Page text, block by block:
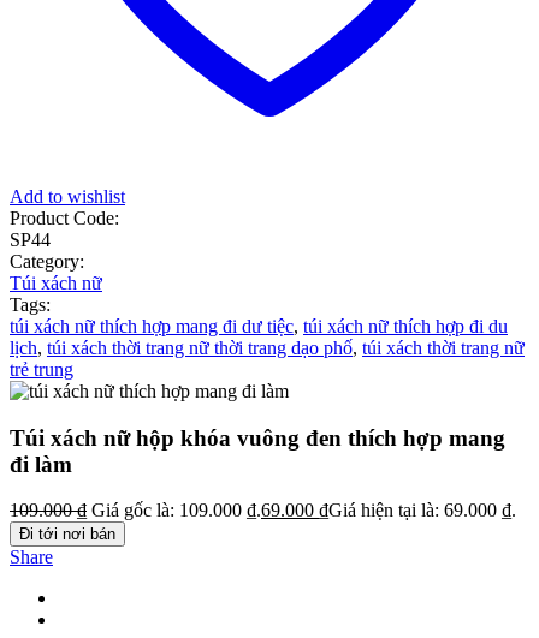
Add to wishlist
Product Code:
SP44
Category:
Túi xách nữ
Tags:
túi xách nữ thích hợp mang đi dư tiệc, túi xách nữ thích hợp đi du
lịch, túi xách thời trang nữ thời trang dạo phố, túi xách thời trang nữ
trẻ trung
Túi xách nữ hộp khóa vuông đen thích hợp mang
đi làm
109.000₫ Giá gốc là: 109.000 ₫.69.000 ₫Giá hiện tại là: 69.000 ₫.
Đi tới nơi bán
Share